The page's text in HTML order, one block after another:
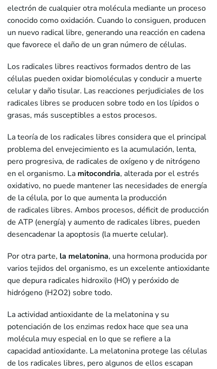
electrón de cualquier otra molécula mediante un proceso
conocido como oxidación. Cuando lo consiguen, producen
un nuevo radical libre, generando una reacción en cadena
que favorece el daño de un gran número de células.
Los radicales libres reactivos formados dentro de las
células pueden oxidar biomoléculas y conducir a muerte
celular y daño tisular. Las reacciones perjudiciales de los
radicales libres se producen sobre todo en los lípidos o
grasas, más susceptibles a estos procesos.
La teoría de los radicales libres considera que el principal
problema del envejecimiento es la acumulación, lenta,
pero progresiva, de radicales de oxígeno y de nitrógeno
en el organismo. La mitocondria, alterada por el estrés
oxidativo, no puede mantener las necesidades de energía
de la célula, por lo que aumenta la producción
de radicales libres. Ambos procesos, déficit de producción
de ATP (energía) y aumento de radicales libres, pueden
desencadenar la apoptosis (la muerte celular).
Por otra parte, la melatonina, una hormona producida por
varios tejidos del organismo, es un excelente antioxidante
que depura radicales hidroxilo (HO) y peróxido de
hidrógeno (H2O2) sobre todo.
La actividad antioxidante de la melatonina y su
potenciación de los enzimas redox hace que sea una
molécula muy especial en lo que se refiere a la
capacidad antioxidante. La melatonina protege las células
de los radicales libres, pero algunos de ellos escapan